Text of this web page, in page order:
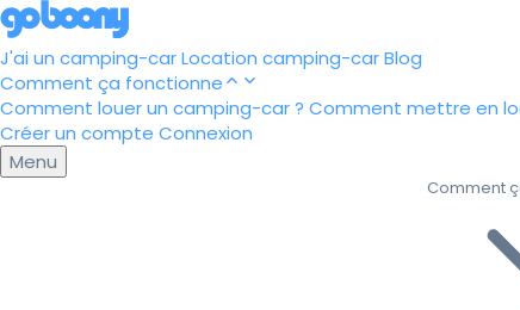
J'ai un camping-carLocation camping-carBlog
Comment ça fonctionne
Comment louer un camping-car ? Comment mettre en
Créer un compte Connexion
Menu
Comment